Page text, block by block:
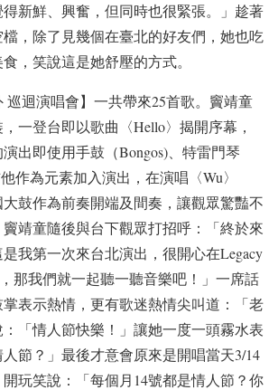
新鮮、興奮，但同時也很緊張。」趁著
，除了見幾個在臺北的好友們，她也吃
，笑說這是她舒壓的方式。
巡迴演唱會】一共帶來25首歌。竇靖童
一登台即以歌曲〈Hello〉揭開序幕，
出即使用手鼓（Bongos)、特雷門琴
他作為元素加入演出，在演唱〈Wu〉
鼓作為前奏開端及間奏，讓觀眾驚豔不
靖童隨後與台下觀眾打招呼：「終於來
我第一次來台北演出，很開心在Legacy
那我們就一起聽一聽音樂吧！」一席話
表示熱情，更有歌迷熱情尖叫道：「老
「情人節快樂！」讓她一度一頭霧水表
節？」最後才意會原來是開唱當天3/14
玩笑說：「每個月14號都是情人節？你